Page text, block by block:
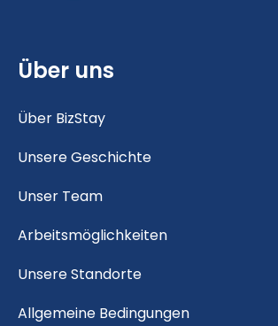
Über uns
Über BizStay
Unsere Geschichte
Unser Team
Arbeitsmöglichkeiten
Unsere Standorte
Allgemeine Bedingungen